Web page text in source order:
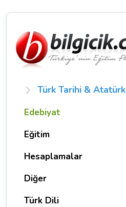
Türk Tarihi & Atatürk
Edebiyat
Eğitim
Hesaplamalar
Diğer
Türk Dili